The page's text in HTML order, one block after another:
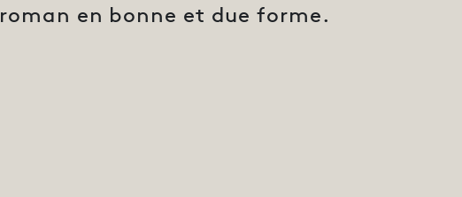
roman en bonne et due forme.